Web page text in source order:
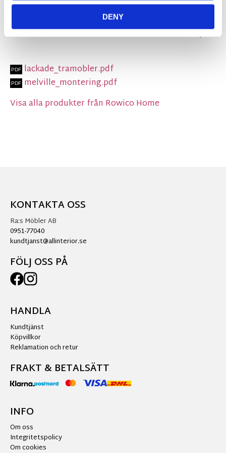
DENY
MÅTT OCH SPECIFIKATIONER
lackade_tramobler.pdf
melville_montering.pdf
Visa alla produkter från Rowico Home
KONTAKTA OSS
Ra:s Möbler AB
0951-77040
kundtjanst@allinterior.se
FÖLJ OSS PÅ
HANDLA
Kundtjänst
Köpvillkor
Reklamation och retur
FRAKT & BETALSÄTT
INFO
Om oss
Integritetspolicy
Om cookies